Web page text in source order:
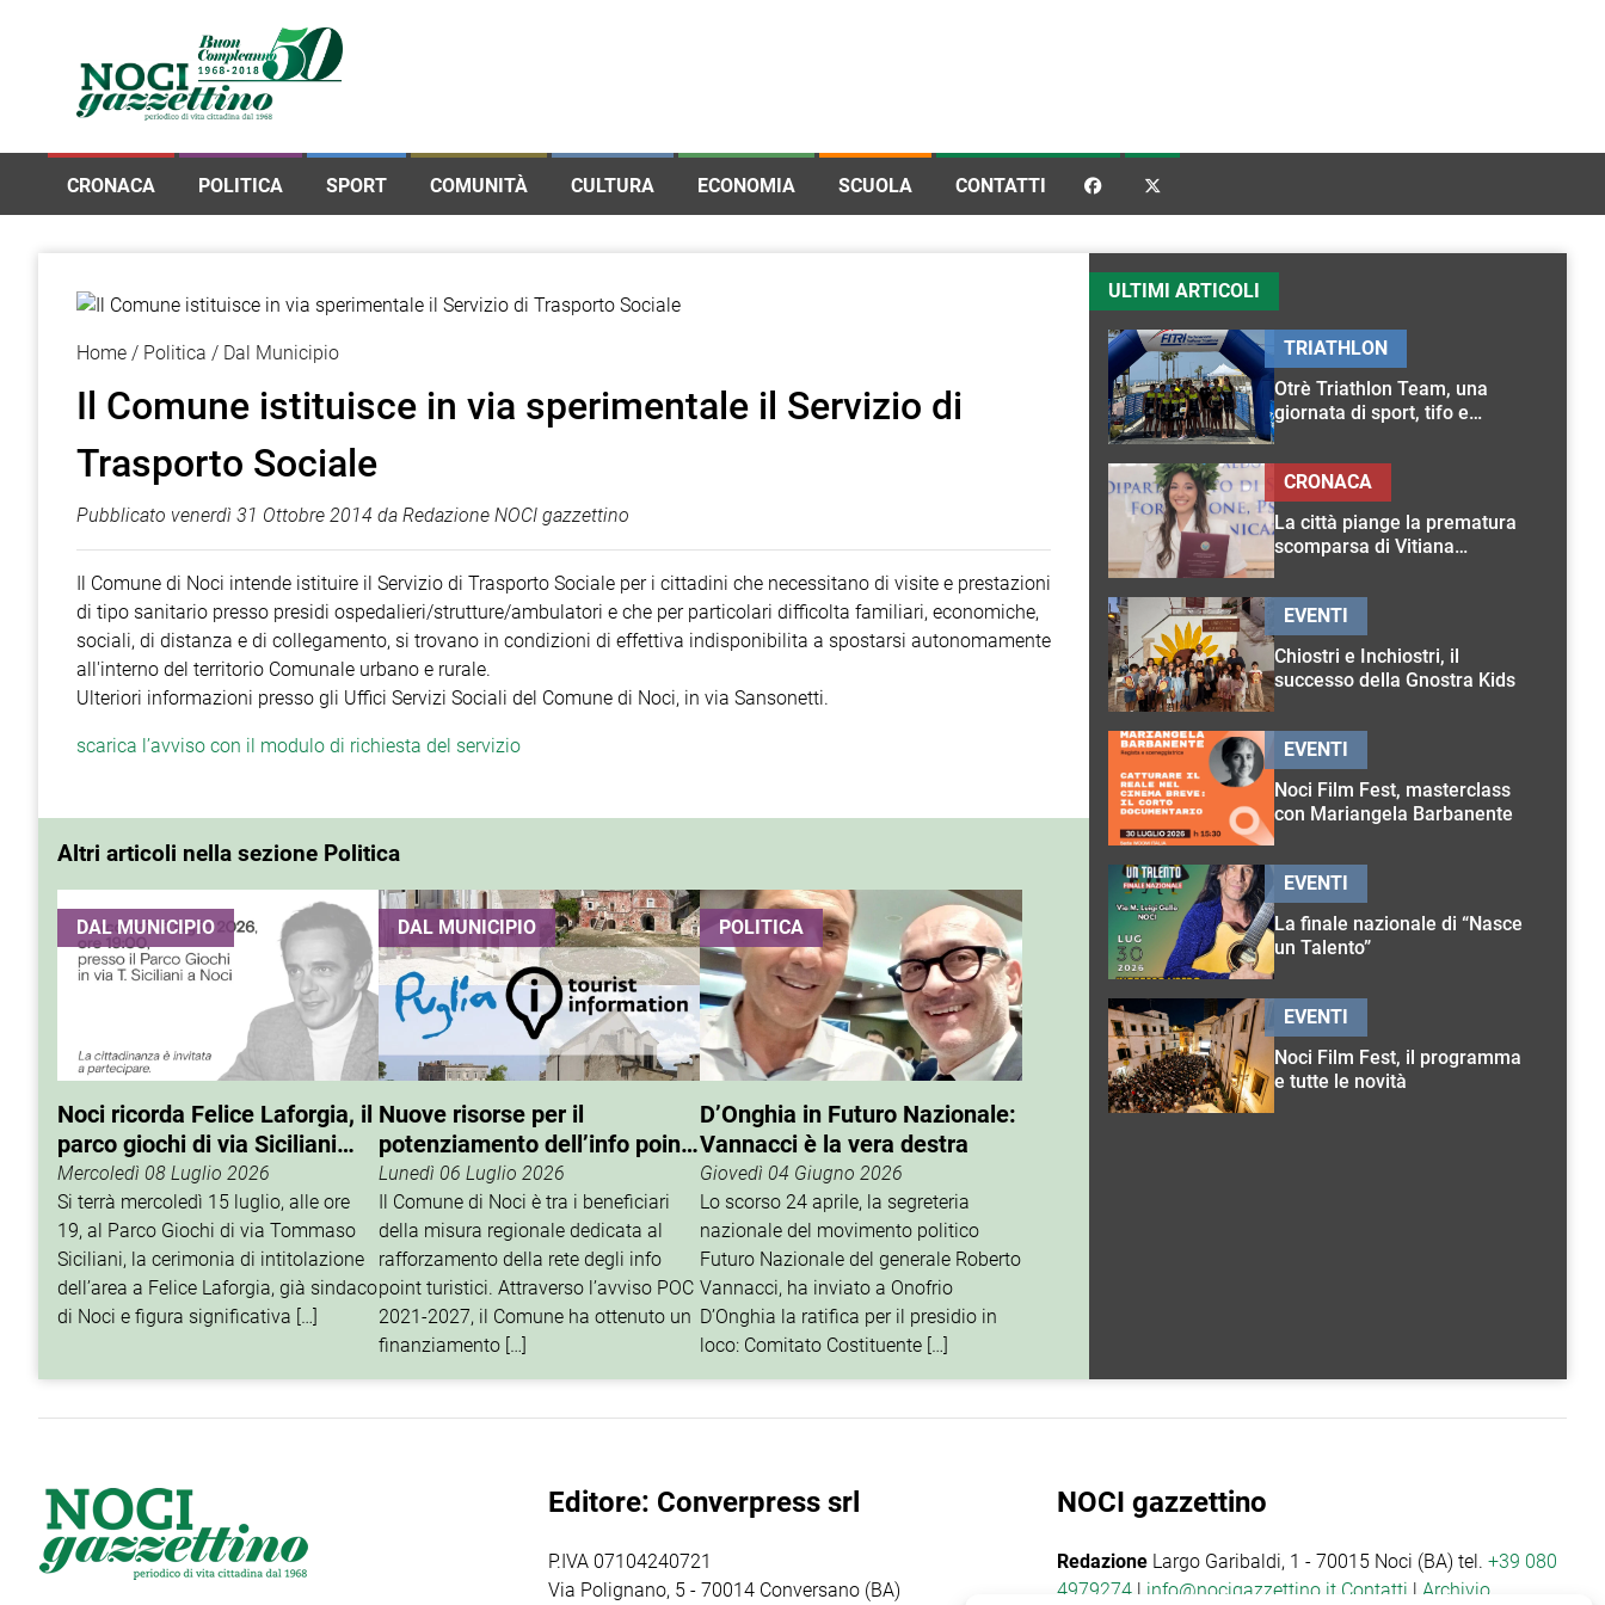
CRONACA POLITICA SPORT COMUNITÀ CULTURA ECONOMIA SCUOLA CONTATTI  
Home Politica Dal Municipio
Il Comune istituisce in via sperimentale il Servizio di
Trasporto Sociale
Pubblicato venerdì 31 Ottobre 2014 da Redazione NOCI gazzettino
Il Comune di Noci intende istituire il Servizio di Trasporto Sociale per i cittadini che necessitano di visite e prestazioni
di tipo sanitario presso presidi ospedalieri/strutture/ambulatori e che per particolari difficolta familiari, economiche,
sociali, di distanza e di collegamento, si trovano in condizioni di effettiva indisponibilita a spostarsi autonomamente
all'interno del territorio Comunale urbano e rurale.
Ulteriori informazioni presso gli Uffici Servizi Sociali del Comune di Noci, in via Sansonetti.
scarica l’avviso con il modulo di richiesta del servizio
Altri articoli nella sezione Politica
DAL MUNICIPIO
Noci ricorda Felice Laforgia, il
parco giochi di via Siciliani
porterà il suo nome
Mercoledì 08 Luglio 2026
Si terrà mercoledì 15 luglio, alle ore
19, al Parco Giochi di via Tommaso
Siciliani, la cerimonia di intitolazione
dell’area a Felice Laforgia, già sindaco
di Noci e figura significativa […]
DAL MUNICIPIO
Nuove risorse per il
potenziamento dell’info point
turistico
Lunedì 06 Luglio 2026
Il Comune di Noci è tra i beneficiari
della misura regionale dedicata al
rafforzamento della rete degli info
point turistici. Attraverso l’avviso POC
2021-2027, il Comune ha ottenuto un
finanziamento […]
POLITICA
D’Onghia in Futuro Nazionale:
Vannacci è la vera destra
Giovedì 04 Giugno 2026
Lo scorso 24 aprile, la segreteria
nazionale del movimento politico
Futuro Nazionale del generale Roberto
Vannacci, ha inviato a Onofrio
D’Onghia la ratifica per il presidio in
loco: Comitato Costituente […]
ULTIMI ARTICOLI
Otrè Triathlon Team, una
giornata di sport, tifo e
TRIATHLON
La città piange la prematura
scomparsa di Vitiana
CRONACA
Chiostri e Inchiostri, il
successo della Gnostra Kids
EVENTI
Noci Film Fest, masterclass
con Mariangela Barbanente
EVENTI
La finale nazionale di “Nasce
un Talento”
EVENTI
Noci Film Fest, il programma
e tutte le novità
EVENTI
Editore: Converpress srl
P.IVA 07104240721
Via Polignano, 5 - 70014 Conversano (BA)
NOCI gazzettino
Redazione Largo Garibaldi, 1 - 70015 Noci (BA) tel.+39 080
4979274 | info@nocigazzettino.it Contatti | Archivio